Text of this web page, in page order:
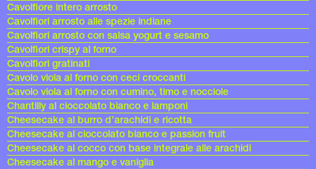
Cavolfiore intero arrosto
Cavolfiori arrosto alle spezie indiane
Cavolfiori arrosto con salsa yogurt e sesamo
Cavolfiori crispy al forno
Cavolfiori gratinati
Cavolo viola al forno con ceci croccanti
Cavolo viola al forno con cumino, timo e nocciole
Chantilly al cioccolato bianco e lamponi
Cheesecake al burro d’arachidi e ricotta
Cheesecake al cioccolato bianco e passion fruit
Cheesecake al cocco con base integrale alle arachidi
Cheesecake al mango e vaniglia